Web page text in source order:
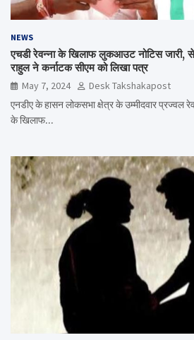
NEWS
एचडी रेवन्ना के खिलाफ लुकआउट नोटिस जारी,
राहुल ने कर्नाटक सीएम को लिखा पत्र
May 7, 2024
Desk Takshakapost
एनडीए के हासन लोकसभा क्षेत्र के उम्मीदवार प्रज्वल
के खिलाफ…